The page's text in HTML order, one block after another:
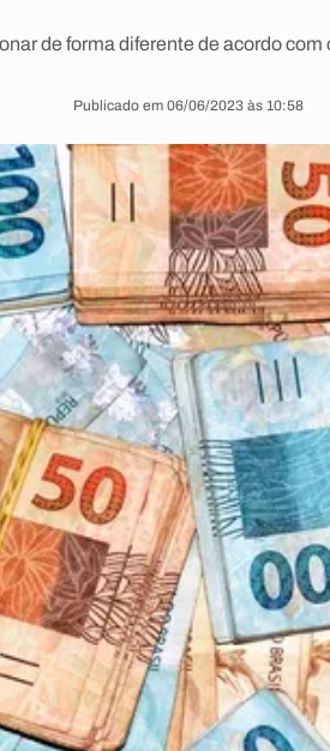
de forma diferente de acordo com
Publicado em 06/06/2023 às 10:58